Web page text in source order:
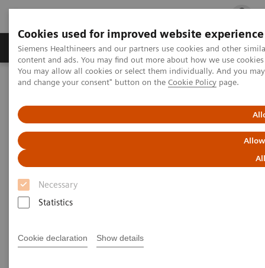
Cookies used for improved website experience
Siemens Healthineers and our partners use cookies and other
content and ads. You may find out more about how we use
You may allow all cookies or select them individually. And you
and change your consent" button on the Cookie Policy page.
Necessary
Statistics
Cookie declaration Show details
Fachbereiche Healthcare Management
Startseite
News & Kundenstories